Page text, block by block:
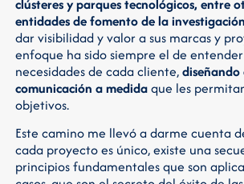
entidades de fomento de la investigación
dar visibilidad y valor a sus marcas y
enfoque ha sido siempre el de
necesidades de cada cliente,
comunicación a medidaque les
objetivos.
Este camino me llevó a darme cuenta
cada proyecto es único, existe una
principios fundamentales que son